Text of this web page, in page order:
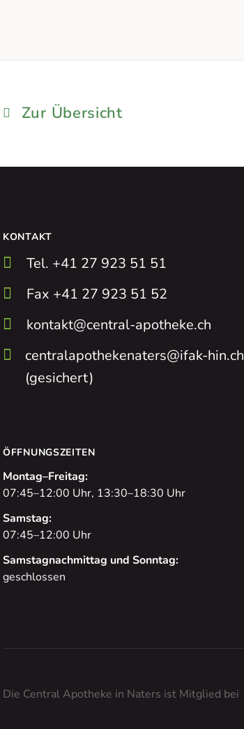
Zur Übersicht
KONTAKT
Tel. +41 27 923 51 51
Fax +41 27 923 51 52
kontakt@central-apotheke.ch
centralapothekenaters@ifak-hin.ch
(gesichert)
ÖFFNUNGSZEITEN
Montag–Freitag:
07:45–12:00 Uhr, 13:30–18:30 Uhr
Samstag:
07:45–12:00 Uhr
Samstagnachmittag und Sonntag:
geschlossen
Die Central Apotheke in Naters ist Mitglied bei